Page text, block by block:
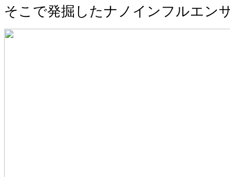
そこで発掘したナノインフルエン